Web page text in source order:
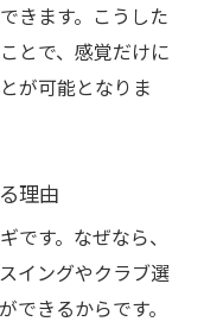
きます。こうした
とで、感覚だけに
が可能となりま
理由
です。なぜなら、
イングやクラブ選
きるからです。